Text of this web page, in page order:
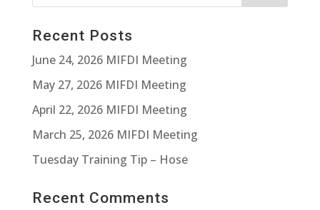
Recent Posts
June 24, 2026 MIFDI Meeting
May 27, 2026 MIFDI Meeting
April 22, 2026 MIFDI Meeting
March 25, 2026 MIFDI Meeting
Tuesday Training Tip – Hose
Recent Comments